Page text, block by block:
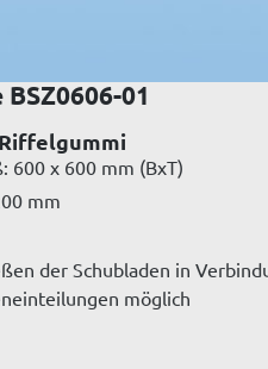
01
600 x 600 mm (BxT)
mm
der Schubladen in
möglich